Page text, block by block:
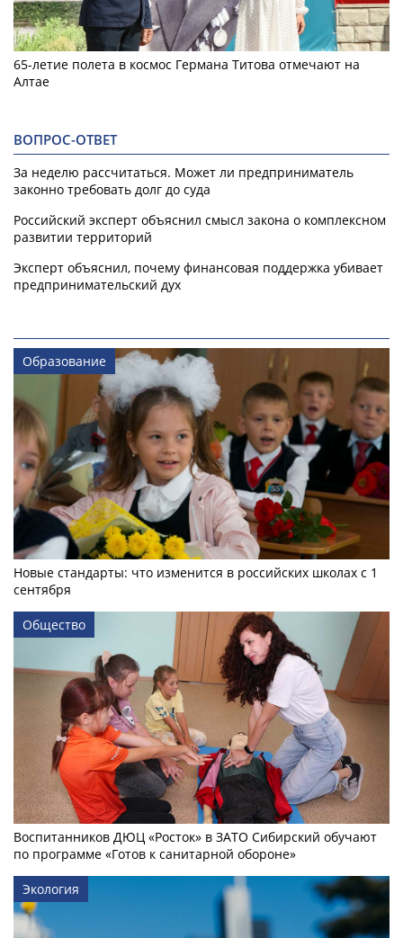
65-летие полета в космос Германа Титова отмечают на
Алтае
ВОПРОС-ОТВЕТ
За неделю рассчитаться. Может ли предприниматель
законно требовать долг до суда
Российский эксперт объяснил смысл закона о комплексном
развитии территорий
Эксперт объяснил, почему финансовая поддержка убивает
предпринимательский дух
Образование
Новые стандарты: что изменится в российских школах с 1
сентября
Общество
Воспитанников ДЮЦ «Росток» в ЗАТО Сибирский обучают
по программе «Готов к санитарной обороне»
Экология